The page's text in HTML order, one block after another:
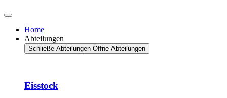
Home
Abteilungen
Schließe Abteilungen Öffne Abteilungen
Eisstock